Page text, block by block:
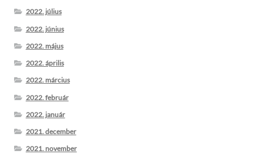
2022. július
2022. június
2022. május
2022. április
2022. március
2022. február
2022. január
2021. december
2021. november